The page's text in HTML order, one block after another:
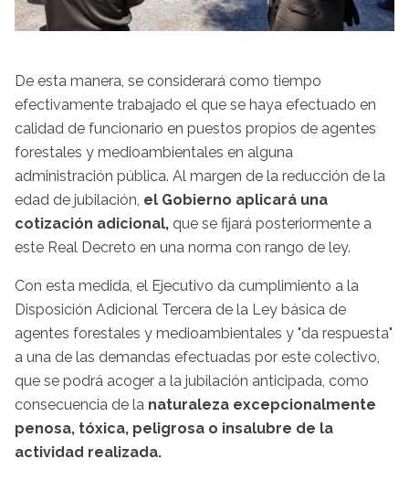
De esta manera, se considerará como tiempo
efectivamente trabajado el que se haya efectuado en
calidad de funcionario en puestos propios de agentes
forestales y medioambientales en alguna
administración pública. Al margen de la reducción de la
edad de jubilación, el Gobierno aplicará una
cotización adicional, que se fijará posteriormente a
este Real Decreto en una norma con rango de ley.
Con esta medida, el Ejecutivo da cumplimiento a la
Disposición Adicional Tercera de la Ley básica de
agentes forestales y medioambientales y "da respuesta"
a una de las demandas efectuadas por este colectivo,
que se podrá acoger a la jubilación anticipada, como
consecuencia de la naturaleza excepcionalmente
penosa, tóxica, peligrosa o insalubre de la
actividad realizada.